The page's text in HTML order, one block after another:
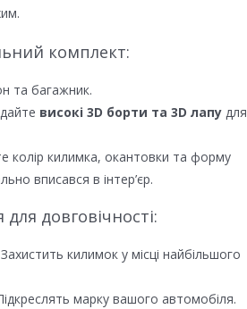
комплект:
та багажник.
високі 3D борти та 3D лапу для
колір килимка, окантовки та форму
вписався в інтер’єр.
довговічності:
Захистить килимок у місці найбільшого
марку вашого автомобіля.